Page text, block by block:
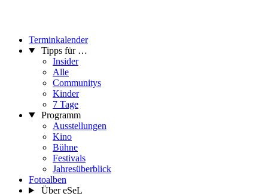
Terminkalender
Tipps für …
Insider
Alle
Communitys
Kinder
7 Tage
Programm
Ausstellungen
Kino
Bühne
Festivals
Jahresüberblick
Fotoalben
Über eSeL